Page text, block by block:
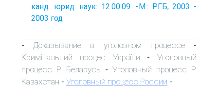
канд. юрид. наук: 12.00.09 .-М.: РГБ, 2003 -
2003 год
- Доказывание в уголовном процессе-
Кримінальний процес України - Уголовный
процесс Р. Беларусь - Уголовный процесс Р.
Казахстан - Уголовный процесс России -